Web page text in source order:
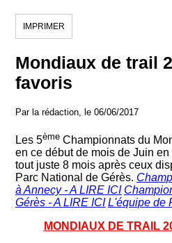
IMPRIMER
Mondiaux de trail
favoris
Par la rédaction, le 06/06/2017
Les 5ème Championnats du
en ce début de mois de Juin en
tout juste 8 mois après ceux
Parc National de Gérès.
à Annecy - A LIRE ICI
Gérès - A LIRE ICI L'équipe de
MONDIAUX DE TRAIL